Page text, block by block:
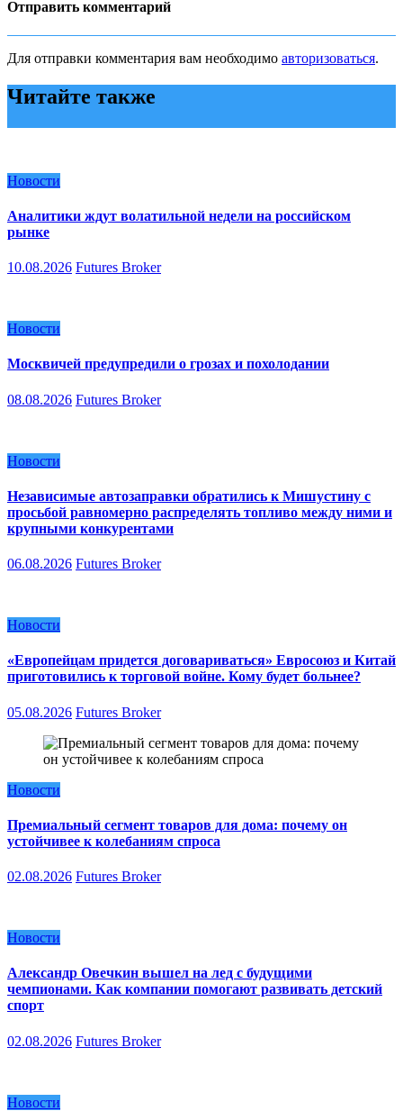
Отправить комментарий
Для отправки комментария вам необходимо авторизоваться.
Читайте также
Новости
Аналитики ждут волатильной недели на российском
рынке
10.08.2026 Futures Broker
Новости
Москвичей предупредили о грозах и похолодании
08.08.2026 Futures Broker
Новости
Независимые автозаправки обратились к Мишустину с
просьбой равномерно распределять топливо между ними и
крупными конкурентами
06.08.2026 Futures Broker
Новости
«Европейцам придется договариваться» Евросоюз и Китай
приготовились к торговой войне. Кому будет больнее?
05.08.2026 Futures Broker
Новости
Премиальный сегмент товаров для дома: почему он
устойчивее к колебаниям спроса
02.08.2026 Futures Broker
Новости
Александр Овечкин вышел на лед с будущими
чемпионами. Как компании помогают развивать детский
спорт
02.08.2026 Futures Broker
Новости